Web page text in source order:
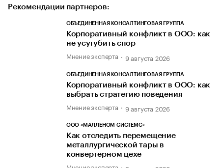
Рекомендации партнеров:
ОБЪЕДИНЕННАЯ КОНСАЛТИНГОВАЯ ГРУППА
Корпоративный конфликт в ООО: как
не усугубить спор
Мнение эксперта 9 августа 2026
ОБЪЕДИНЕННАЯ КОНСАЛТИНГОВАЯ ГРУППА
Корпоративный конфликт в ООО: как
выбрать стратегию поведения
Мнение эксперта 9 августа 2026
ООО «МАЛЛЕНОМ СИСТЕМС»
Как отследить перемещение
металлургической тары в
конвертерном цехе